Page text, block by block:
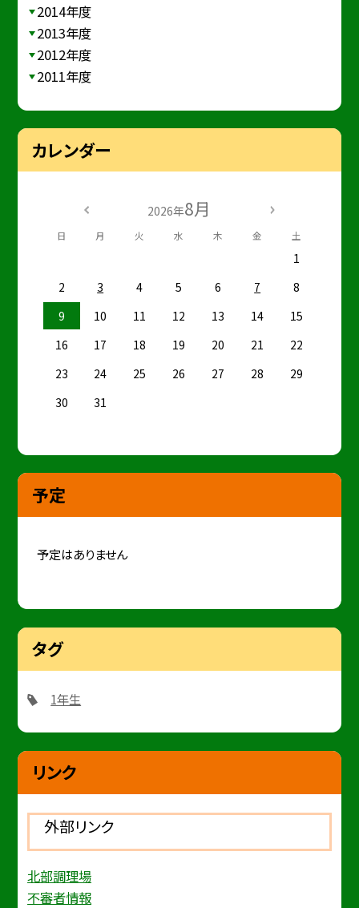
2014年度
2013年度
2012年度
2011年度
カレンダー
2026年8月
日 月 火 水 木 金 土
1
2
3 4 5 6 7
8
9
10 11 12 13 14
15
16
17 18 19 20 21
22
23
24 25 26 27 28
29
30
31
予定
予定はありません
タグ
1年生
リンク
外部リンク
北部調理場
不審者情報